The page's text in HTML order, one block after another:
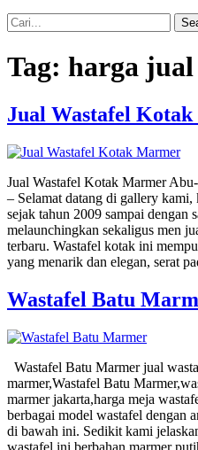
Tag: harga
Jual Wastafel
Jual Wastafel Kotak Marmer
– Selamat datang di gallery
sejak tahun 2009 sampai dengan
melaunchingkan sekaligus men
terbaru. Wastafel kotak ini
yang menarik dan elegan, serat
Wastafel Batu
Wastafel Batu Marmer jual
marmer,Wastafel Batu
marmer jakarta,harga meja
berbagai model wastafel dengan
di bawah ini. Sedikit kami
wastafel ini berbahan marmer